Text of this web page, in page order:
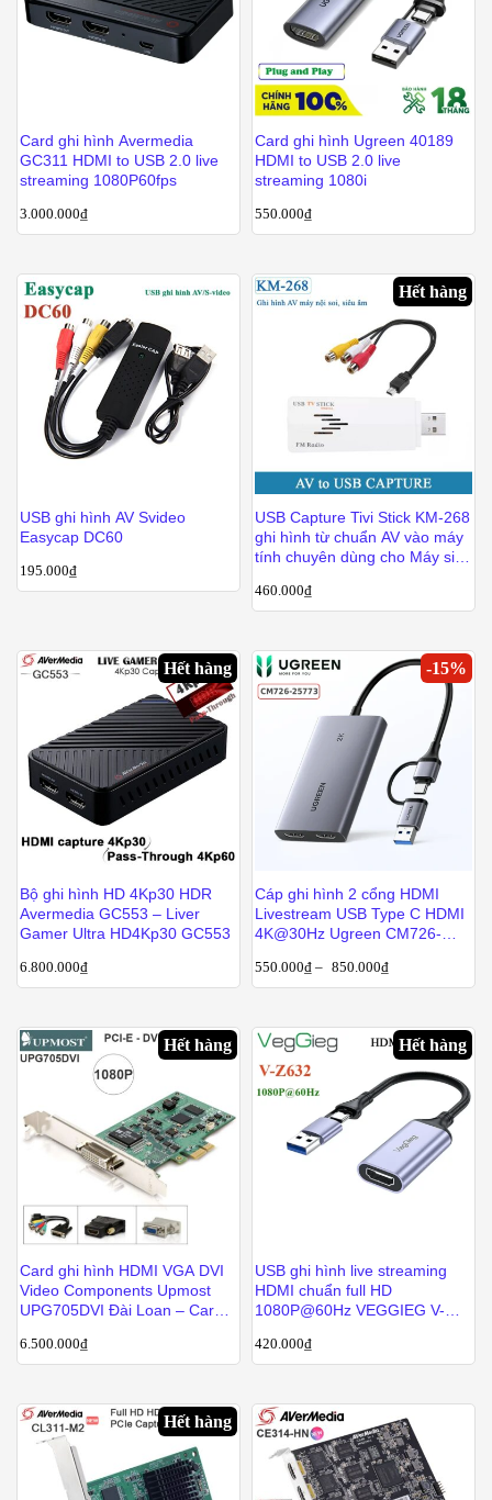
Card ghi hình Avermedia
GC311 HDMI to USB 2.0 live
streaming 1080P60fps
3.000.000₫
Card ghi hình Ugreen 40189
HDMI to USB 2.0 live
streaming 1080i
550.000₫
USB ghi hình AV Svideo
Easycap DC60
195.000₫
Hết hàng
USB Capture Tivi Stick KM-268
ghi hình từ chuẩn AV vào máy
tính chuyên dùng cho Máy siêu
460.000₫
Hết hàng
Bộ ghi hình HD 4Kp30 HDR
Avermedia GC553 – Liver
Gamer Ultra HD4Kp30 GC553
6.800.000₫
-15%
Cáp ghi hình 2 cổng HDMI
Livestream USB Type C HDMI
4K@30Hz Ugreen CM726-
550.000₫ – 850.000₫
Hết hàng
Card ghi hình HDMI VGA DVI
Video Components Upmost
UPG705DVI Đài Loan – Card
dụng
6.500.000₫
Hết hàng
USB ghi hình live streaming
HDMI chuẩn full HD
1080P@60Hz VEGGIEG V-
420.000₫
Hết hàng